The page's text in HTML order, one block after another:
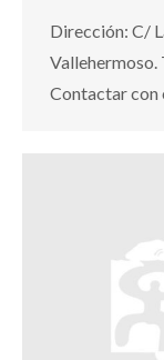
Dirección: C/
Contactar con